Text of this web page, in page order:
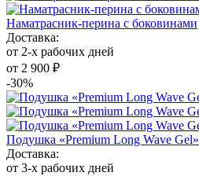
Наматрасник-перина с боковинами
Доставка:
от 2-х рабочих дней
от 2 900 ₽
-30%
Подушка «Premium Long Wave Gel»
Доставка:
от 3-х рабочих дней